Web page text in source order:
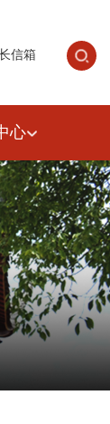
信箱
心